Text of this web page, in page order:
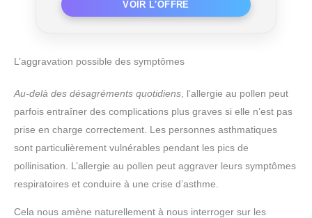
L’aggravation possible des symptômes
Au-delà des désagréments quotidiens , l’allergie au pollen peut
parfois entraîner des complications plus graves si elle n’est pas
prise en charge correctement. Les personnes asthmatiques
sont particulièrement vulnérables pendant les pics de
pollinisation. L’allergie au pollen peut aggraver leurs symptômes
respiratoires et conduire à une crise d’asthme.
Cela nous amène naturellement à nous interroger sur les